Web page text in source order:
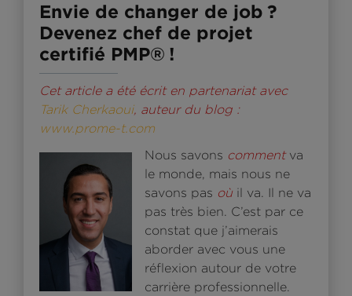
Envie de changer de job ?
Devenez chef de projet
certifié PMP® !
Cet article a été écrit en partenariat avec
Tarik Cherkaoui, auteur du blog :
www.prome-t.com
Nous savons commentva
le monde, mais nous ne
savons pas où il va. Il ne va
pas très bien. C’est par ce
constat que j’aimerais
aborder avec vous une
réflexion autour de votre
carrière professionnelle.